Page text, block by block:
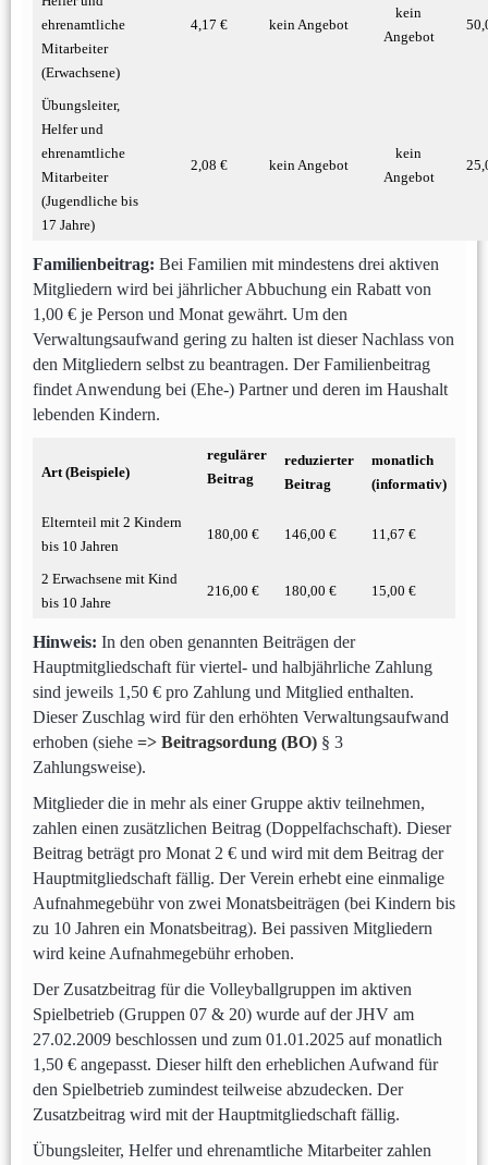
ehrenamtliche
Mitarbeiter
(Erwachsene)
4,17 € kein Angebot
kein
Angebot
Übungsleiter,
Helfer und
ehrenamtliche
Mitarbeiter
(Jugendliche bis
17 Jahre)
2,08 € kein Angebot
kein
Angebot
Familienbeitrag: Bei Familien mit mindestens drei aktiven
Mitgliedern wird bei jährlicher Abbuchung ein Rabatt von
1,00 € je Person und Monat gewährt. Um den
Verwaltungsaufwand gering zu halten ist dieser Nachlass von
den Mitgliedern selbst zu beantragen. Der Familienbeitrag
findet Anwendung bei (Ehe-) Partner und deren im Haushalt
lebenden Kindern.
Art (Beispiele)
regulärer
Beitrag
reduzierter
Beitrag
monatlich
(informativ)
Elternteil mit 2 Kindern
bis 10 Jahren
180,00 € 146,00 € 11,67 €
2 Erwachsene mit Kind
bis 10 Jahre
216,00 € 180,00 € 15,00 €
Hinweis: In den oben genannten Beiträgen der
Hauptmitgliedschaft für viertel- und halbjährliche Zahlung
sind jeweils 1,50 € pro Zahlung und Mitglied enthalten.
Dieser Zuschlag wird für den erhöhten Verwaltungsaufwand
erhoben (siehe => Beitragsordung (BO) § 3
Zahlungsweise).
Mitglieder die in mehr als einer Gruppe aktiv teilnehmen,
zahlen einen zusätzlichen Beitrag (Doppelfachschaft). Dieser
Beitrag beträgt pro Monat 2 € und wird mit dem Beitrag der
Hauptmitgliedschaft fällig. Der Verein erhebt eine einmalige
Aufnahmegebühr von zwei Monatsbeiträgen (bei Kindern bis
zu 10 Jahren ein Monatsbeitrag). Bei passiven Mitgliedern
wird keine Aufnahmegebühr erhoben.
Der Zusatzbeitrag für die Volleyballgruppen im aktiven
Spielbetrieb (Gruppen 07 & 20) wurde auf der JHV am
27.02.2009 beschlossen und zum 01.01.2025 aufmonatlich
1,50 € angepasst. Dieserhilft den erheblichen Aufwand für
den Spielbetrieb zumindest teilweise abzudecken. Der
Zusatzbeitrag wird mit der Hauptmitgliedschaft fällig.
Übungsleiter, Helfer und ehrenamtliche Mitarbeiter zahlen